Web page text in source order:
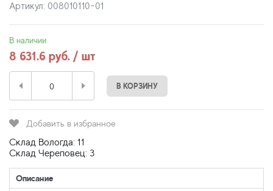
Артикул: 008010110-01
В наличии
8 631.6 руб. / шт
В КОРЗИНУ
Добавить в избранное
Склад Вологда: 11
Склад Череповец: 3
Описание